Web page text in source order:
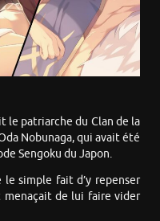
le patriarche du Clan de la
Nobunaga, qui avait été
Sengoku du Japon.
simple fait d’y repenser
de lui faire vider